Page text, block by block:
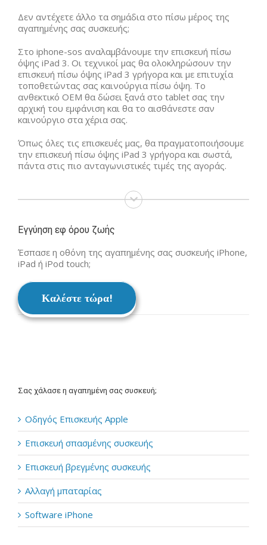
Δεν αντέχετε άλλο τα σημάδια στο πίσω μέρος της
αγαπημένης σας συσκευής;
Στο iphone-sos αναλαμβάνουμε την επισκευή πίσω
όψης iPad 3. Οι τεχνικοί μας θα ολοκληρώσουν την
επισκευή πίσω όψης iPad 3 γρήγορα και με επιτυχία
τοποθετώντας σας καινούργια πίσω όψη. Το
ανθεκτικό ΟΕΜ θα δώσει ξανά στο tablet σας την
αρχική του εμφάνιση και θα το αισθάνεστε σαν
καινούργιο στα χέρια σας.
Όπως όλες τις επισκευές μας, θα πραγματοποιήσουμε
την επισκευή πίσω όψης iPad 3 γρήγορα και σωστά,
πάντα στις πιο ανταγωνιστικές τιμές της αγοράς.
Εγγύηση εφ όρου ζωής
Έσπασε η οθόνη της αγαπημένης σας συσκευής iPhone,
iPad ή iPod touch;
Καλέστε τώρα!
Σας χάλασε η αγαπημένη σας συσκευή;
Οδηγός Επισκευής Apple
Επισκευή σπασμένης συσκευής
Επισκευή βρεγμένης συσκευής
Αλλαγή μπαταρίας
Software iPhone